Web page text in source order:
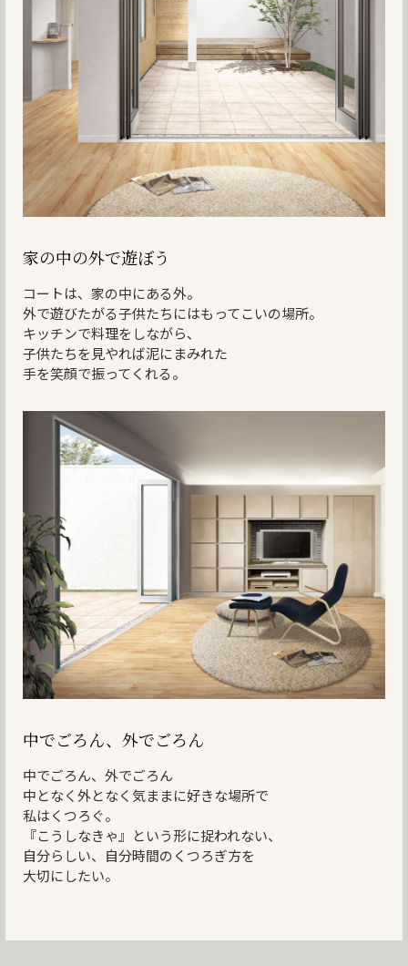
家の中の外で遊ぼう
コートは、家の中にある外。
外で遊びたがる子供たちにはもってこいの場所。
キッチンで料理をしながら、
子供たちを見やれば泥にまみれた
手を笑顔で振ってくれる。
中でごろん、外でごろん
中でごろん、外でごろん
中となく外となく気ままに好きな場所で
私はくつろぐ。
『こうしなきゃ』という形に捉われない、
自分らしい、自分時間のくつろぎ方を
大切にしたい。